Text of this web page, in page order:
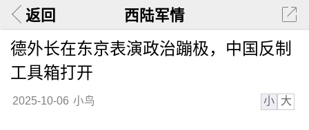
返回 西陆军情
德外长在东京表演政治蹦极，中国反制
工具箱打开
2025-10-06 小鸟 小 大